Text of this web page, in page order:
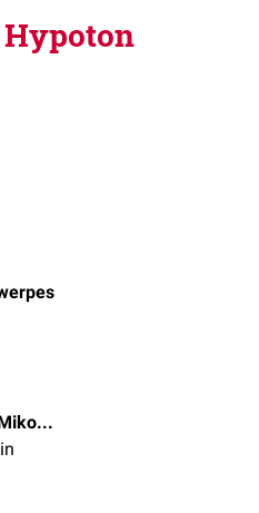
Hypoton
Dr. med. Mikolaj Walensi